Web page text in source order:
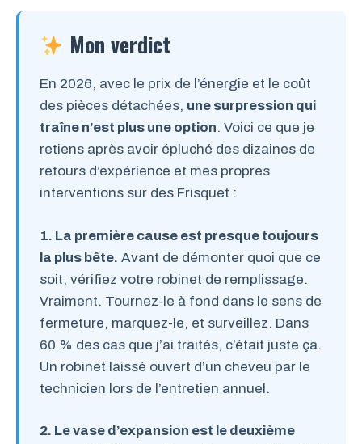
Mon verdict
En 2026, avec le prix de l’énergie et le coût
des pièces détachées, une surpression qui
traîne n’est plus une option. Voici ce que je
retiens après avoir épluché des dizaines de
retours d’expérience et mes propres
interventions sur des Frisquet :
1. La première cause est presque toujours
la plus bête. Avant de démonter quoi que ce
soit, vérifiez votre robinet de remplissage.
Vraiment. Tournez-le à fond dans le sens de
fermeture, marquez-le, et surveillez. Dans
60 % des cas que j’ai traités, c’était juste ça.
Un robinet laissé ouvert d’un cheveu par le
technicien lors de l’entretien annuel.
2. Le vase d’expansion est le deuxième